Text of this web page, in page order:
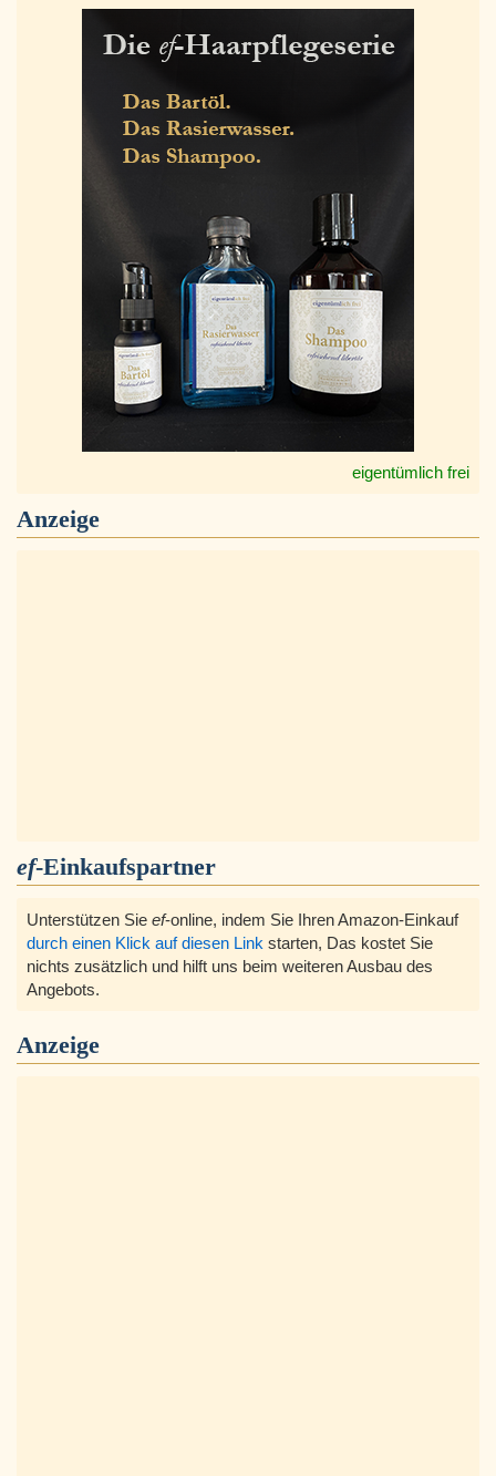
eigentümlich frei
Anzeige
ef-Einkaufspartner
Unterstützen Sie ef-online, indem Sie Ihren Amazon-Einkauf
durch einen Klick auf diesen Link starten, Das kostet Sie
nichts zusätzlich und hilft uns beim weiteren Ausbau des
Angebots.
Anzeige